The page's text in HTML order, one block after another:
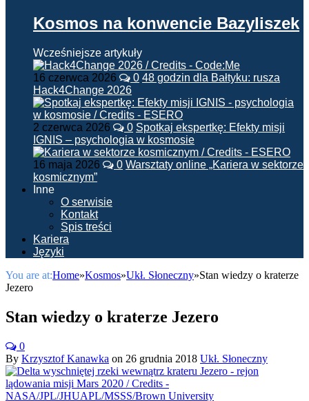
Kosmos na konwencie Bazyliszek
Wcześniejsze artykuły
16 czerwca 2026 0 48 godzin dla Bałtyku: rusza
Hack4Change 2026
2 czerwca 2026 0 Spotkaj ekspertkę: Efekty misji
IGNIS – psychologia w kosmosie
16 maja 2026 0 Warsztaty online „Kariera w sektorze
kosmicznym”
Inne
O serwisie
Kontakt
Spis treści
Kariera
Języki
You are at:Home»Kosmos»Ukł. Słoneczny»Stan wiedzy o kraterze
Jezero
Stan wiedzy o kraterze Jezero
0
By Krzysztof Kanawka on 26 grudnia 2018 Ukł. Słoneczny